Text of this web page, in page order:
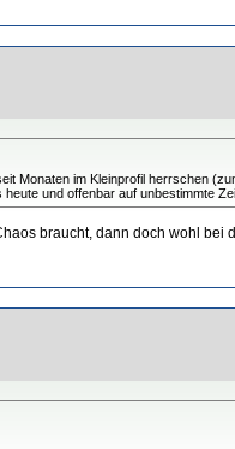
im Kleinprofil herrschen
und offenbar auf unbestimmte
braucht, dann doch wohl bei